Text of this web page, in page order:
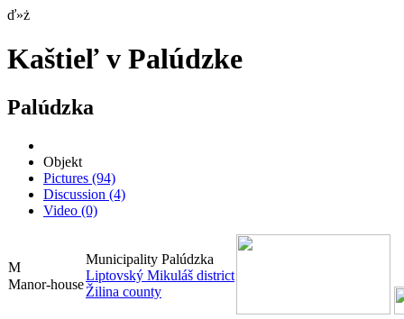
ď»ż
Kaštieľ v Palúdzke
Palúdzka
Objekt
Pictures (94)
Discussion (4)
Video (0)
Manor-house
Municipality Palúdzka
Liptovský Mikuláš district
Žilina county